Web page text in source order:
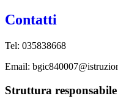
Contatti
Tel: 035838668
Email:
Struttura